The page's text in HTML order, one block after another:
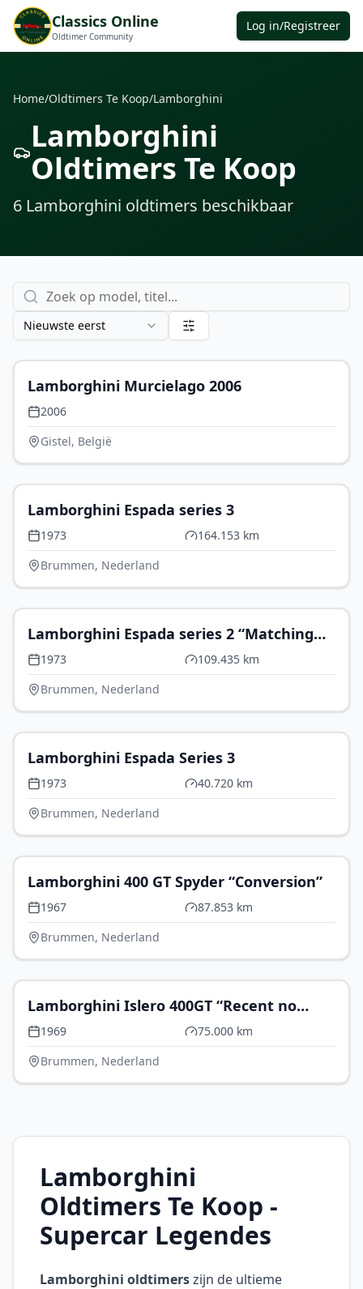
Classics Online
Oldtimer Community
Log in/Registreer
Home/Oldtimers Te Koop/Lamborghini
Lamborghini
Oldtimers Te Koop
6 Lamborghini oldtimers beschikbaar
Nieuwste eerst
Lamborghini Murcielago 2006
2006
Gistel, België
Lamborghini Espada series 3
1973
164.153 km
Brummen, Nederland
Lamborghini Espada series 2 “Matching
Numbers
1973
109.435 km
Brummen, Nederland
Lamborghini Espada Series 3
1973
40.720 km
Brummen, Nederland
Lamborghini 400 GT Spyder “Conversion”
1967
87.853 km
Brummen, Nederland
Lamborghini Islero 400GT “Recent no
expense spared maintenance”
1969
75.000 km
Brummen, Nederland
Lamborghini
Oldtimers Te Koop -
Supercar Legendes
Lamborghini oldtimerszijn de ultieme